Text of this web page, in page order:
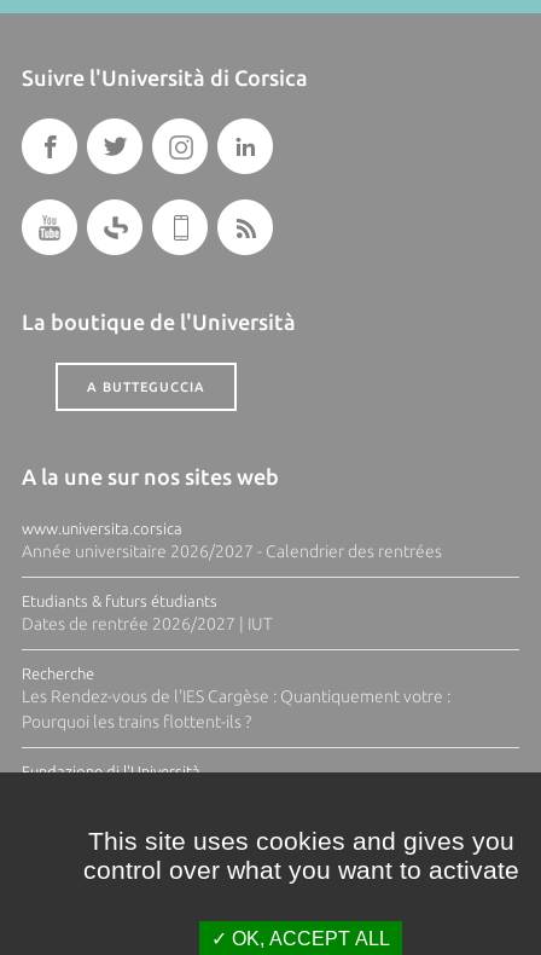
Suivre l'Università di Corsica
La boutique de l'Università
A BUTTEGUCCIA
A la une sur nos sites web
www.universita.corsica
Année universitaire 2026/2027 - Calendrier des rentrées
Etudiants & futurs étudiants
Dates de rentrée 2026/2027 | IUT
Recherche
Les Rendez-vous de l'IES Cargèse : Quantiquement votre :
Pourquoi les trains flottent-ils ?
Fundazione di l'Università
This site uses cookies and gives you
control over what you want to activate
OK, ACCEPT ALL